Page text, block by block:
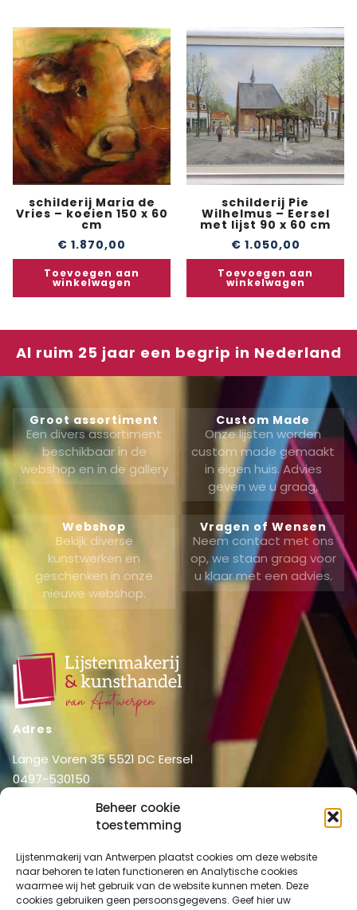
Beheer cookie
toestemming
Lijstenmakerij van Antwerpen plaatst cookies om deze website
naar behoren te laten functioneren en Analytische cookies
waarmee wij het gebruik van de website kunnen meten. Deze
cookies gebruiken geen persoonsgegevens. Geef hier uw
schilderij Maria de
Vries – koeien 150 x 60
cm
€ 1.870,00
Toevoegen aan
winkelwagen
schilderij Pie
Wilhelmus – Eersel
met lijst 90 x 60 cm
€ 1.050,00
Toevoegen aan
winkelwagen
Al ruim 25 jaar een begrip in Nederland
Groot assortiment
Een divers assortiment
beschikbaar in de
webshop en in de gallery
Custom Made
Onze lijsten worden
custom made gemaakt
in eigen huis. Advies
geven we u graag,
Webshop
Bekijk diverse
kunstwerken en
geschenken in onze
nieuwe webshop.
Vragen of Wensen
Neem contact met ons
op, we staan graag voor
u klaar met een advies.
Adres
Lange Voren 35 5521 DC Eersel
0497-530150
info@lijstenmakerij vanantwerpen.nl
Home
Over ons
Shop
Shop